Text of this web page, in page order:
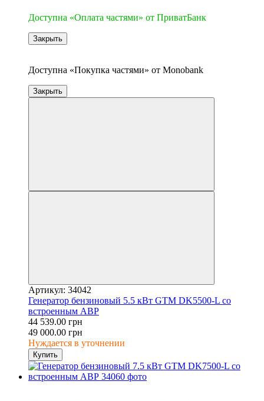
Доступна «Оплата частями» от ПриватБанк
Закрыть
Доступна «Покупка частями» от Monobank
Закрыть
Артикул: 34042
Генератор бензиновый 5.5 кВт GTM DK5500-L cо
встроенным АВР
44 539.00 грн
49 000.00 грн
Нуждается в уточнении
Купить